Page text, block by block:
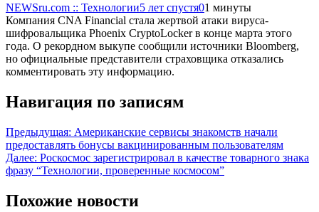
NEWSru.com :: Технологии5 лет спустя01 минуты
Компания CNA Financial стала жертвой атаки вируса-
шифровальщика Phoenix CryptoLocker в конце марта этого
года. О рекордном выкупе сообщили источники Bloomberg,
но официальные представители страховщика отказались
комментировать эту информацию.
Навигация по записям
Предыдущая: Американские сервисы знакомств начали
предоставлять бонусы вакцинированным пользователям
Далее: Роскосмос зарегистрировал в качестве товарного знака
фразу “Технологии, проверенные космосом”
Похожие новости